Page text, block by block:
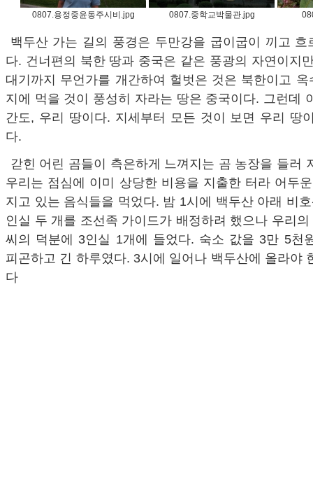
0807.용정중윤동주시비.jpg 0807.중학교박물관.jpg
백두산 가는 길의 풍경은 두만강을 굽이굽이 끼고 흐
다. 건너편의 북한 땅과 중국은 같은 풍광의 자연이지
대기까지 무언가를 개간하여 헐벗은 것은 북한이고
지에 먹을 것이 풍성히 자라는 땅은 중국이다. 그런데
간도, 우리 땅이다. 지세부터 모든 것이 보면 우리 땅
다.
갇힌 어린 곰들이 측은하게 느껴지는 곰 농장을 들러
우리는 점심에 이미 상당한 비용을 지출한 터라 어두
지고 있는 음식들을 먹었다. 밤 1시에 백두산 아래 비
인실 두 개를 조선족 가이드가 배정하려 했으나 우리
씨의 덕분에 3인실 1개에 들었다. 숙소 값을 3만 5천
피곤하고 긴 하루였다. 3시에 일어나 백두산에 올라야
다